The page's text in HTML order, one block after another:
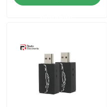
nouvelles
Demande de soumission